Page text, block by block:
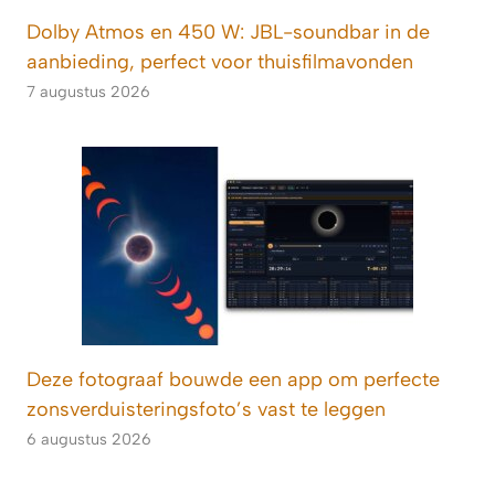
Dolby Atmos en 450 W: JBL-soundbar in de
aanbieding, perfect voor thuisfilmavonden
7 augustus 2026
Deze fotograaf bouwde een app om perfecte
zonsverduisteringsfoto’s vast te leggen
6 augustus 2026